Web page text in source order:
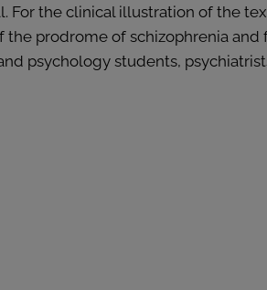
For the clinical illustration of the
prodrome of schizophrenia and
psychology students,